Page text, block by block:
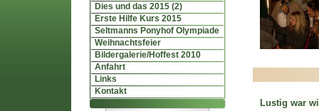
Dies und das 2015 (2)
Erste Hilfe Kurs 2015
Seltmanns Ponyhof Olympiade
Weihnachtsfeier
Bildergalerie/Hoffest 2010
Anfahrt
Links
Kontakt
Lustig war